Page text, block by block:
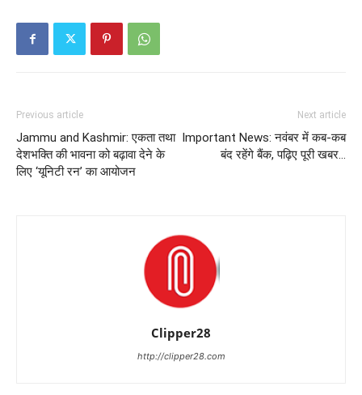
Previous article
Jammu and Kashmir: एकता तथा
देशभक्ति की भावना को बढ़ावा देने के
लिए ‘यूनिटी रन’ का आयोजन
Next article
Important News: नवंबर में कब-कब
बंद रहेंगे बैंक, पढ़िए पूरी खबर…
Clipper28
http://clipper28.com